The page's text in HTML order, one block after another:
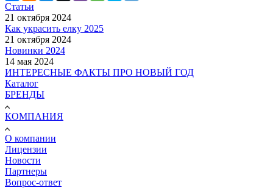
Статьи
21 октября 2024
Как украсить елку 2025
21 октября 2024
Новинки 2024
14 мая 2024
ИНТЕРЕСНЫЕ ФАКТЫ ПРО НОВЫЙ ГОД
Каталог
БРЕНДЫ
КОМПАНИЯ
О компании
Лицензии
Новости
Партнеры
Вопрос-ответ